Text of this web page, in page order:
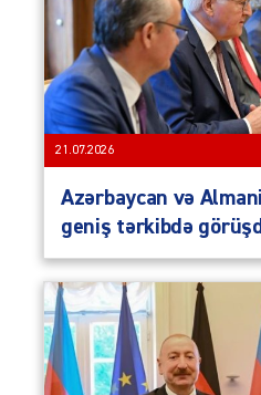
21.07.2026
Azərbaycan və
geniş tərkibdə